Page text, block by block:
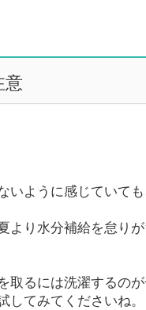
いように感じていて
より水分補給を怠り
取るには洗濯するの
てみてくださいね。